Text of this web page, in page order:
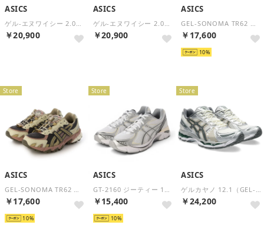
ASICS
ゲル-エヌワイシー 2.0（GEL-NYC 2.0） （Cream/Concrete）
￥20,900
ASICS
ゲル-エヌワイシー 2.0（GEL-NYC 2.0） （White/Feather Grey）
￥20,900
ASICS
GEL-SONOMA TR62 ゲル ソノマ 1203A876 （サックスブルー）
￥17,600
10
Store
ASICS
GEL-SONOMA TR62 ゲル ソノマ 1203A876 （ライトカーキ）
￥17,600
10
Store
ASICS
GT-2160 ジーティー 1203A320-115 （ホワイト×シルバー）
￥15,400
10
Store
ASICS
ゲルカヤノ 12.1（GEL-KAYANO 12.1） （Cream/Carbon）
￥24,200